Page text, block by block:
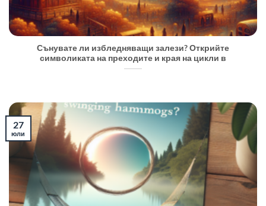
Сънувате ли избледняващи залези? Открийте
символиката на преходите и края на цикли в
27
юли